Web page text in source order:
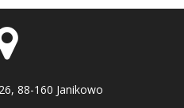
88-160 Janikowo